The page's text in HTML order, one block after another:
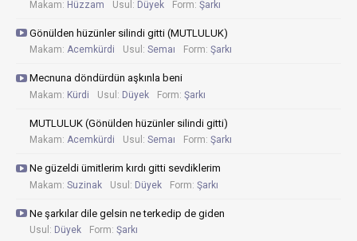
Makam: Hüzzam Usul: Düyek Form: Şarkı
Gönülden hüzünler silindi gitti (MUTLULUK)
Makam: Acemkürdi Usul: Semaı Form: Şarkı
Mecnuna döndürdün aşkınla beni
Makam: Kürdi Usul: Düyek Form: Şarkı
MUTLULUK (Gönülden hüzünler silindi gitti)
Makam: Acemkürdi Usul: Semaı Form: Şarkı
Ne güzeldi ümitlerim kırdı gitti sevdiklerim
Makam: Suzinak Usul: Düyek Form: Şarkı
Ne şarkılar dile gelsin ne terkedip de giden
Usul: Düyek Form: Şarkı